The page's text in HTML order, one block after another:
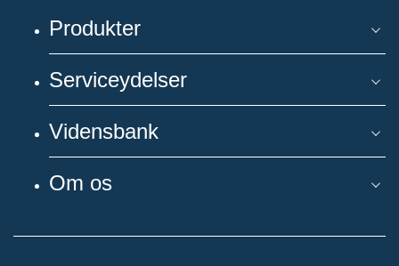
Produkter
Serviceydelser
Vidensbank
Om os